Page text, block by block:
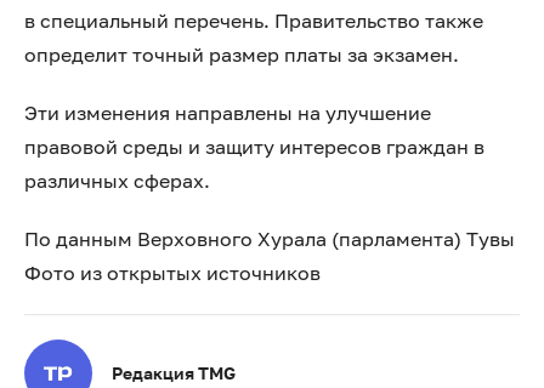
в специальный перечень. Правительство также
определит точный размер платы за экзамен.
Эти изменения направлены на улучшение
правовой среды и защиту интересов граждан в
различных сферах.
По данным Верховного Хурала (парламента) Тувы
Фото из открытых источников
Редакция TMG